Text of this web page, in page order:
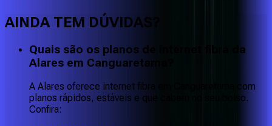
AINDA TEM DÚVIDAS?
Quais são os planos de internet fibra da
Alares em Canguaretama?
A Alares oferece internet fibra em Canguaretama com
planos rápidos, estáveis e que cabem no seu bolso.
Confira: